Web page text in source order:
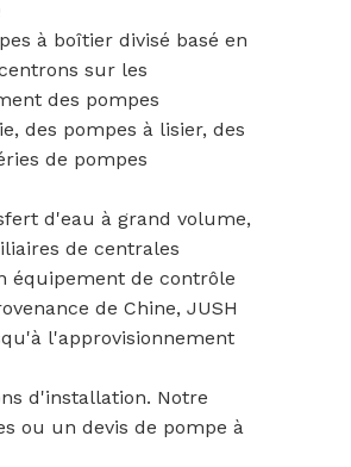
à boîtier divisé basé en
sur les
des pompes
des pompes à lisier, des
de pompes
d'eau à grand volume,
de centrales
équipement de contrôle
de Chine, JUSH
l'approvisionnement
d'installation. Notre
ou un devis de pompe à